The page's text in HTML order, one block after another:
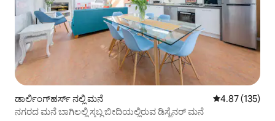
ಡಾರ್ಲಿಂಗ್‌ಹರ್ಸ್ ನಲ್ಲಿ ಮನೆ 5 ರಲ್ಲಿ 4.87
4.87 (135)
ನಗರದ ಮನೆ ಬಾಗಿಲಲ್ಲಿ ಸ್ತಬ್ಧ ಬೀದಿಯಲ್ಲಿರುವ ಡಿಸೈನರ್ ಮನೆ